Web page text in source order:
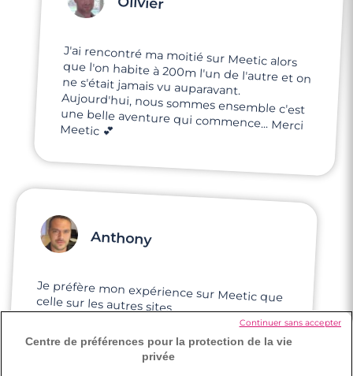
Rencontre à Clamart
4 minutes
Rencontre à Saint-Cloud
J'ai rencontré ma moitié sur Meetic alors
que l'on habite à 200m l'un de l'autre et on
ne s'était jamais vu auparavant.
Aujourd'hui, nous sommes ensemble c'est
une belle aventure qui commence... Merci
Meetic 💕
Anthony
Je préfère mon expérience sur Meetic que
celle sur les autres sites
Centre de préférences pour la protection de la vie
privée
Continuer sans accepter